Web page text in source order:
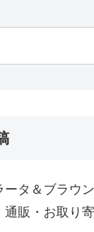
ータ＆ブラウ
販・お取り寄